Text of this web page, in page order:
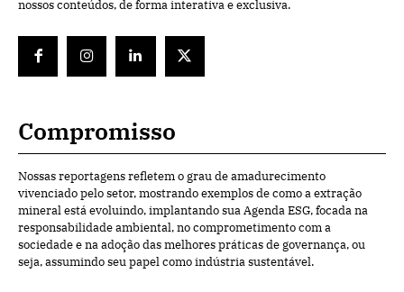
nossos conteúdos, de forma interativa e exclusiva.
Compromisso
Nossas reportagens refletem o grau de amadurecimento
vivenciado pelo setor, mostrando exemplos de como a extração
mineral está evoluindo, implantando sua Agenda ESG, focada na
responsabilidade ambiental, no comprometimento com a
sociedade e na adoção das melhores práticas de governança, ou
seja, assumindo seu papel como indústria sustentável.